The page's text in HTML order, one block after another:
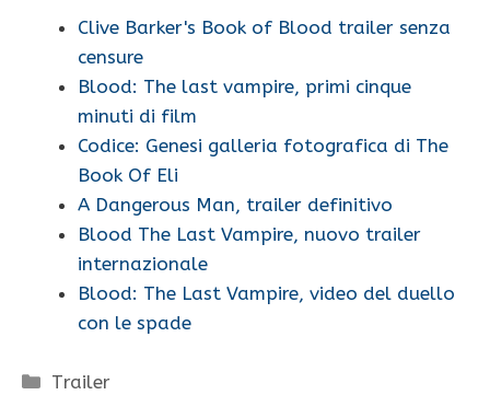
Clive Barker's Book of Blood trailer senza
censure
Blood: The last vampire, primi cinque
minuti di film
Codice: Genesi galleria fotografica di The
Book Of Eli
A Dangerous Man, trailer definitivo
Blood The Last Vampire, nuovo trailer
internazionale
Blood: The Last Vampire, video del duello
con le spade
Categorie
Trailer